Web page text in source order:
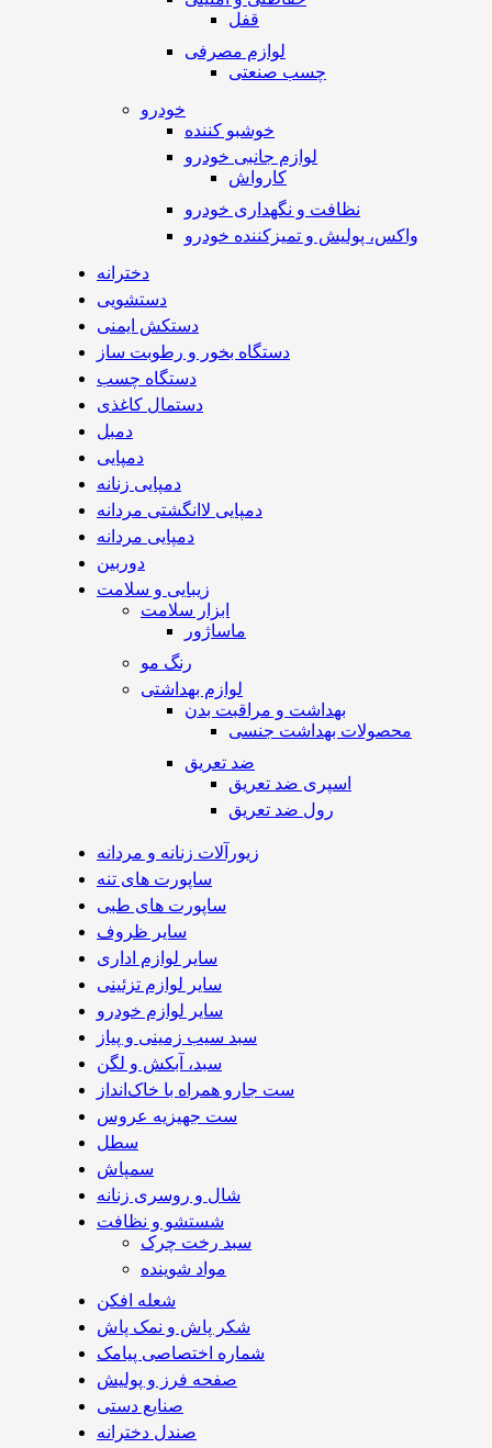
قفل
لوازم مصرفی
چسب صنعتی
خودرو
خوشبو کننده
لوازم جانبی خودرو
کارواش
نظافت و نگهداری خودرو
واکس، پولیش و تمیزکننده خودرو
دخترانه
دستشویی
دستکش ایمنی
دستگاه بخور و رطوبت ساز
دستگاه چسب
دستمال کاغذی
دمبل
دمپایی
دمپایی زنانه
دمپایی لاانگشتی مردانه
دمپایی مردانه
دوربین
زیبایی و سلامت
ابزار سلامت
ماساژور
رنگ مو
لوازم بهداشتی
بهداشت و مراقبت بدن
محصولات بهداشت جنسی
ضد تعریق
اسپری ضد تعریق
رول ضد تعریق
زیورآلات زنانه و مردانه
ساپورت های تنه
ساپورت های طبی
سایر ظروف
سایر لوازم اداری
سایر لوازم تزئینی
سایر لوازم خودرو
سبد سیب زمینی و پیاز
سبد، آبکش و لگن
ست جارو همراه با خاک‌انداز
ست جهیزیه عروس
سطل
سمپاش
شال و روسری زنانه
شستشو و نظافت
سبد رخت چرک
مواد شوینده
شعله افکن
شکر پاش و نمک پاش
شماره اختصاصی پیامک
صفحه فرز و پولیش
صنایع دستی
صندل دخترانه